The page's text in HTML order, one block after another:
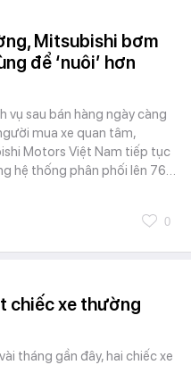
Mitsubishi bơm
để ‘nuôi’ hơn
vụ sau bán hàng ngày càng
mua xe quan tâm,
Motors Việt Nam tiếp tục
hệ thống phân phối lên 76…
0
chiếc xe thường
tháng gần đây, hai chiếc xe